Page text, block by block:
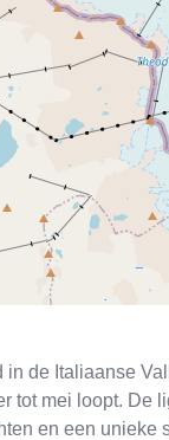
de Italiaanse
tot mei loopt. De
en een unieke